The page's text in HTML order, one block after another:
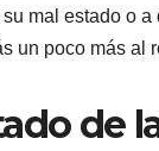
mal estado o a
un poco más al
de